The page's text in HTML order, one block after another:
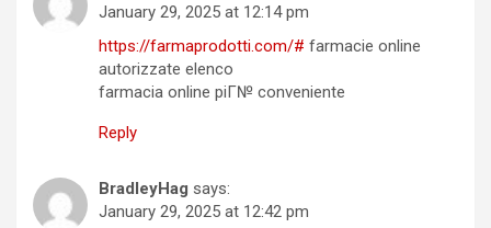
January 29, 2025 at 12:14 pm
https://farmaprodotti.com/# farmacie online
autorizzate elenco
farmacia online piГ№ conveniente
Reply
BradleyHag says:
January 29, 2025 at 12:42 pm